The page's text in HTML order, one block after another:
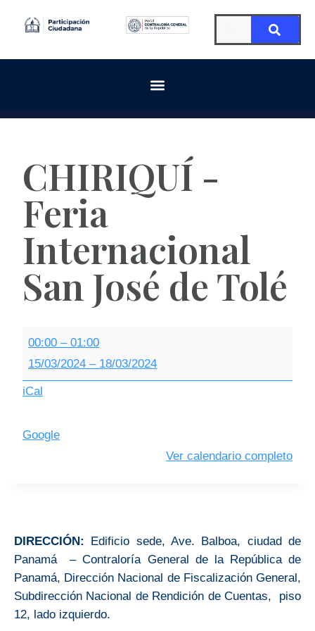
CHIRIQUÍ -
Feria
Internacional
San José de Tolé
00:00 – 01:00
15/03/2024 – 18/03/2024
iCal
Google
Ver calendario completo
DIRECCIÓN:
Edificio sede, Ave. Balboa, ciudad de
Panamá – Contraloría General de la República de
Panamá, Dirección Nacional de Fiscalización General,
Subdirección Nacional de Rendición de Cuentas, piso
12, lado izquierdo.